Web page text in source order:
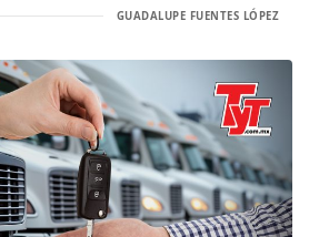
GUADALUPE FUENTES LÓPEZ